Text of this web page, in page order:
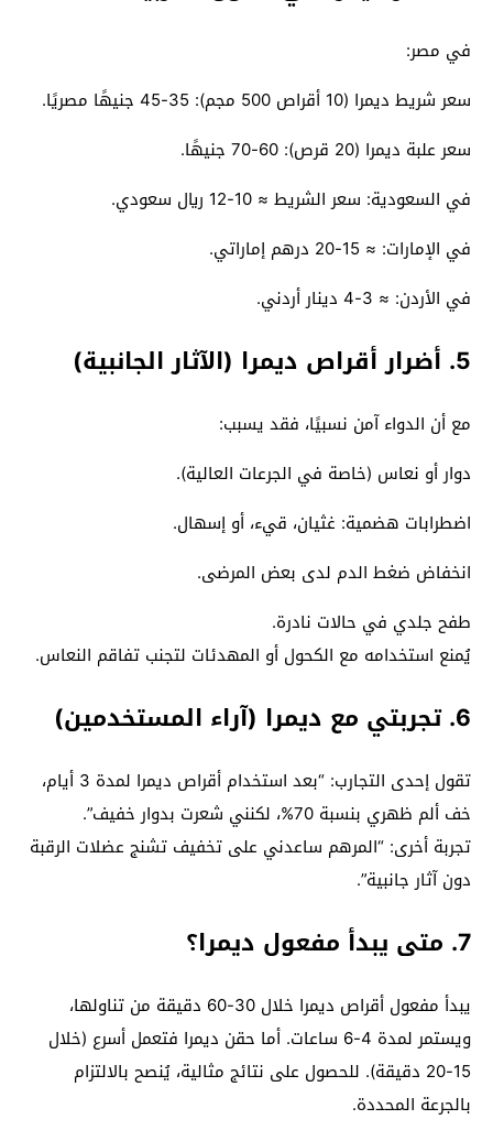
في مصر:
سعر شريط ديمرا (10 أقراص 500 مجم): 35-45 جنيهًا مصريًا.
سعر علبة ديمرا (20 قرص): 60-70 جنيهًا.
في السعودية: سعر الشريط ≈ 10-12 ريال سعودي.
في الإمارات: ≈ 15-20 درهم إماراتي.
في الأردن: ≈ 3-4 دينار أردني.
5. أضرار أقراص ديمرا (الآثار الجانبية)
مع أن الدواء آمن نسبيًا، فقد يسبب:
دوار أو نعاس (خاصة في الجرعات العالية).
اضطرابات هضمية: غثيان، قيء، أو إسهال.
انخفاض ضغط الدم لدى بعض المرضى.
طفح جلدي في حالات نادرة.
يُمنع استخدامه مع الكحول أو المهدئات لتجنب تفاقم النعاس.
6. تجربتي مع ديمرا (آراء المستخدمين)
تقول إحدى التجارب: “بعد استخدام أقراص ديمرا لمدة 3 أيام،
خف ألم ظهري بنسبة 70%، لكنني شعرت بدوار خفيف”.
تجربة أخرى: “المرهم ساعدني على تخفيف تشنج عضلات الرقبة
دون آثار جانبية”.
7. متى يبدأ مفعول ديمرا؟
يبدأ مفعول أقراص ديمرا خلال 30-60 دقيقة من تناولها،
ويستمر لمدة 4-6 ساعات. أما حقن ديمرا فتعمل أسرع (خلال
15-20 دقيقة). للحصول على نتائج مثالية، يُنصح بالالتزام
بالجرعة المحددة.